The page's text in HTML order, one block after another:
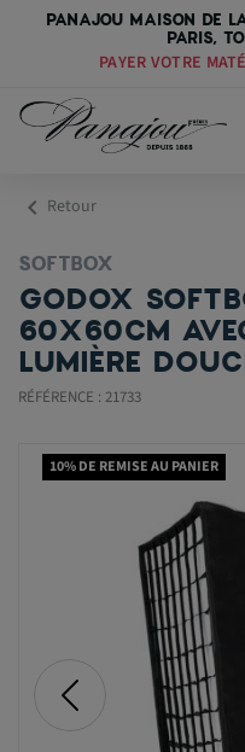
PANAJOU MAISON DE
PARIS,
PAYER VOTRE
chevron_left Retour
SOFTBOX
GODOX
60X60CM
LUMIÈRE
RÉFÉRENCE : 21733
10% DE REMISE AU PANIER